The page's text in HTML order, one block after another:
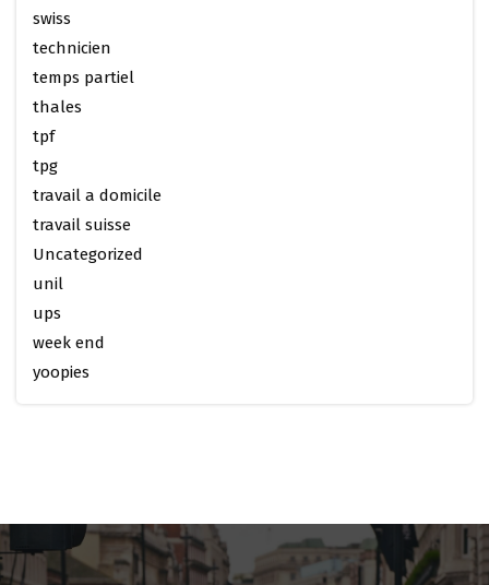
swiss
technicien
temps partiel
thales
tpf
tpg
travail a domicile
travail suisse
Uncategorized
unil
ups
week end
yoopies